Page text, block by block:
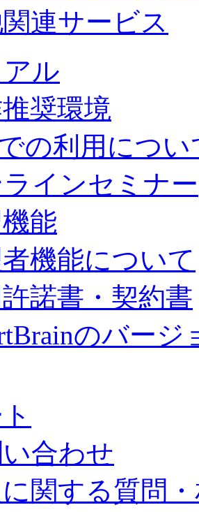
連サービス
ル
奨環境
の利用につい
インセミナー
能
機能について
諾書・契約書
のバー
合わせ
関する質問